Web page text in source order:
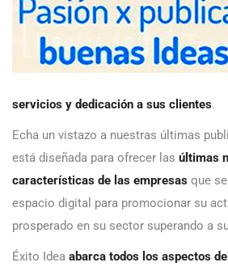
servicios y dedicación a sus clientes.
Echa un vistazo a nuestras últimas
está diseñada para ofrecer las últimas
características de las empresas que
espacio digital para promocionar su
prosperado en su sector superando a
Éxito Idea abarca todos los aspectos